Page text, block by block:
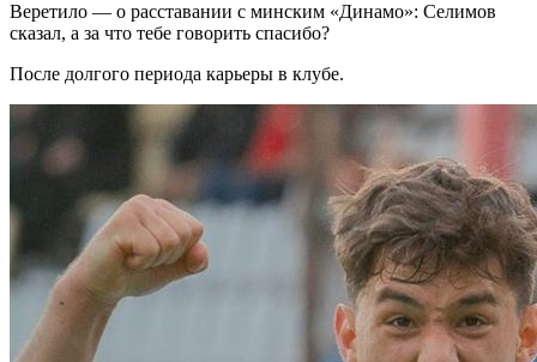
Веретило — о расставании с минским «Динамо»: Селимов
сказал, а за что тебе говорить спасибо?
После долгого периода карьеры в клубе.